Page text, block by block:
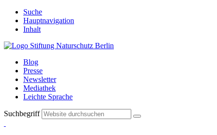
Suche
Hauptnavigation
Inhalt
Blog
Presse
Newsletter
Mediathek
Leichte Sprache
Suchbegriff